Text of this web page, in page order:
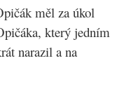
měl za úkol
který jedním
narazil a na